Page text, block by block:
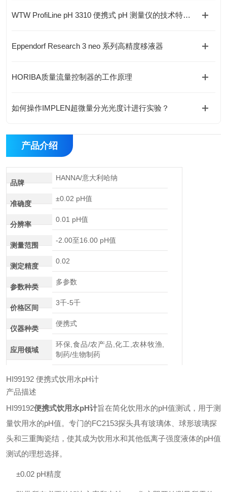
WTW ProfiLine pH 3310 便携式 pH 测量仪的技术特点与应用解析
Eppendorf Research 3 neo 系列高精度移液器
HORIBA质量流量控制器的工作原理
如何操作IMPLEN超微量分光光度计进行实验？
产品介绍
品牌
HANNA/意大利哈纳
准确度
±0.02 pH值
分辨率
0.01 pH值
测量范围
-2.00至16.00 pH值
测定精度
0.02
参数种类
多参数
价格区间
3千-5千
仪器种类
便携式
应用领域
环保,食品/农产品,化工,农林牧渔,
制药/生物制药
HI99192 便携式饮用水pH计
产品描述
HI99192便携式饮用水pH计旨在简化饮用水的pH值测试，用于测
量饮用水的pH值。 专门的FC2153探头具有玻璃体、球形玻璃探
头和三重陶瓷结，使其成为饮用水和其他低离子强度液体的pH值
测试的理想选择。
±0.02 pH精度